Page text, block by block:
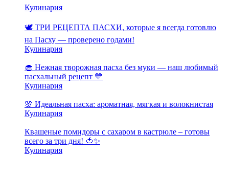
Кулинария
🕊️ ТРИ РЕЦЕПТА ПАСХИ, которые я всегда готовлю
на Пасху — проверено годами!
Кулинария
🧁 Нежная творожная пасха без муки — наш любимый
пасхальный рецепт 💛
Кулинария
🌸 Идеальная пасха: ароматная, мягкая и волокнистая
Кулинария
Квашеные помидоры с сахаром в кастрюле – готовы
всего за три дня! 🍅✨
Кулинария